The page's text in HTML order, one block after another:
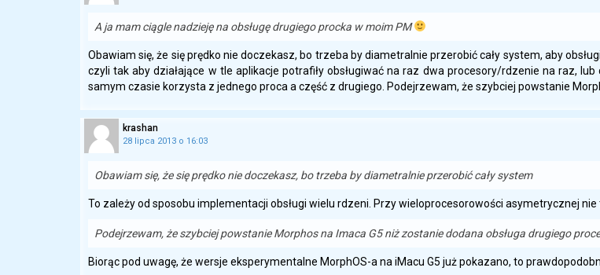
A ja mam ciągle nadzieję na obsługę drugiego procka w moim PM
Obawiam się, że się prędko nie doczekasz, bo trzeba by diametralnie przerobić cały system, aby
czyli tak aby działające w tle aplikacje potrafiły obsługiwać na raz dwa procesory/rdzenie na raz,
samym czasie korzysta z jednego proca a część z drugiego. Podejrzewam, że szybciej powstanie
krashan
28 lipca 2013 o 16:03
Obawiam się, że się prędko nie doczekasz, bo trzeba by diametralnie przerobić cały system
To zależy od sposobu implementacji obsługi wielu rdzeni. Przy wieloprocesorowości asymetrycznej
Podejrzewam, że szybciej powstanie Morphos na Imaca G5 niż zostanie dodana obsługa drugiego
Biorąc pod uwagę, że wersje eksperymentalne MorphOS-a na iMacu G5 już pokazano, to